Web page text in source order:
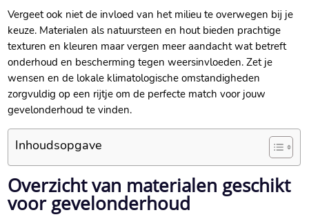
Vergeet ook niet de invloed van het milieu te overwegen bij je
keuze.​ Materialen als natuursteen en hout bieden prachtige
texturen en kleuren maar vergen meer aandacht wat betreft
onderhoud en bescherming tegen weersinvloeden.​ Zet je
wensen en de lokale klimatologische omstandigheden
zorgvuldig op een rijtje om de perfecte match voor jouw
gevelonderhoud te vinden.​
Inhoudsopgave
Overzicht van materialen geschikt
voor gevelonderhoud